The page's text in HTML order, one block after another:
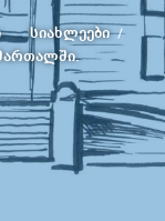
სიახლეები